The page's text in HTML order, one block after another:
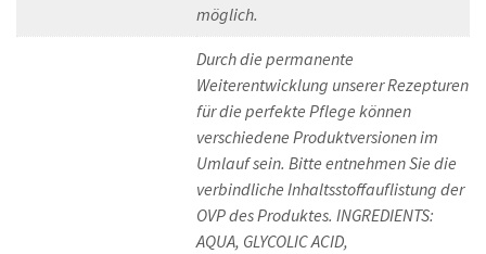
möglich.
Durch die permanente
Weiterentwicklung unserer Rezepturen
für die perfekte Pflege können
verschiedene Produktversionen im
Umlauf sein. Bitte entnehmen Sie die
verbindliche Inhaltsstoffauflistung der
OVP des Produktes. INGREDIENTS:
AQUA, GLYCOLIC ACID,